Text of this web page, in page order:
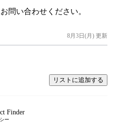
問い合わせください。
8月3日(月) 更新
リストに追加する
Finder
ー